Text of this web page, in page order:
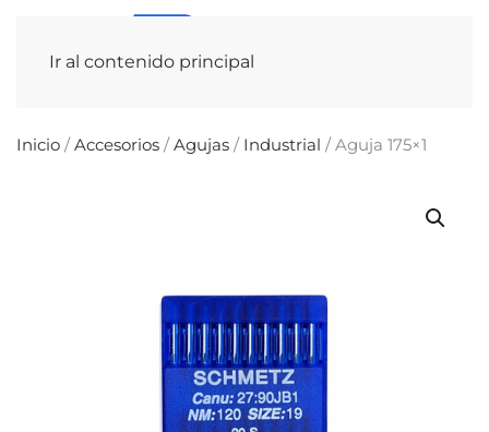
Ir al contenido principal
Inicio /Accesorios /Agujas / Industrial / Aguja 175×1